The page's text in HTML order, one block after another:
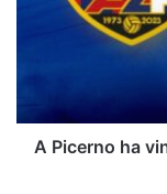
rinviata
gara
contro
A Picerno ha